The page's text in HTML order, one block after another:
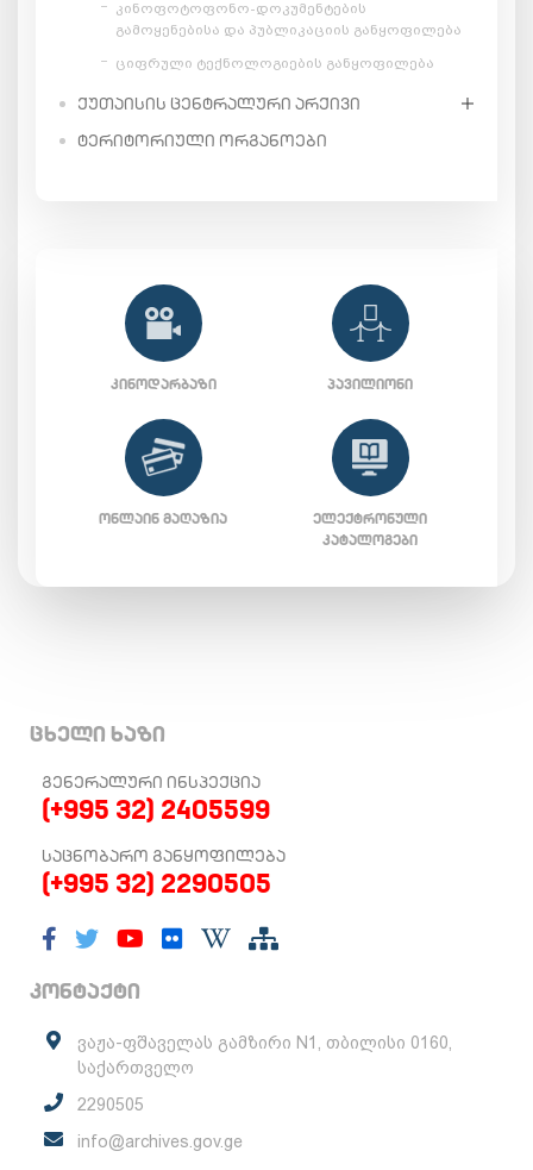
კინოფოტოფონო-დოკუმენტების
გამოყენებისა და პუბლიკაციის განყოფილება
ციფრული ტექნოლოგიების განყოფილება
ᲥᲣᲗᲐᲘᲡᲘᲡ ᲪᲔᲜᲢᲠᲐᲚᲣᲠᲘ ᲐᲠᲥᲘᲕᲘ
ᲢᲔᲠᲘᲢᲝᲠᲘᲣᲚᲘ ᲝᲠᲒᲐᲜᲝᲔᲑᲘ
ᲙᲘᲜᲝᲓᲐᲠᲑᲐᲖᲘ ᲞᲐᲕᲘᲚᲘᲝᲜᲘ
ᲝᲜᲚᲐᲘᲜ ᲛᲐᲦᲐᲖᲘᲐ
ᲔᲚᲔᲥᲢᲠᲝᲜᲣᲚᲘ
ᲙᲐᲢᲐᲚᲝᲒᲔᲑᲘ
ცხელი ხაზი
ᲒᲔᲜᲔᲠᲐᲚᲣᲠᲘ ᲘᲜᲡᲞᲔᲥᲪᲘᲐ
(+995 32) 2405599
ᲡᲐᲪᲜᲝᲑᲐᲠᲝ ᲒᲐᲜᲧᲝᲤᲘᲚᲔᲑᲐ
(+995 32) 2290505
კონტაქტი
ვაჟა-ფშაველას გამზირი N1, თბილისი 0160,
საქართველო
2290505
info@archives.gov.ge